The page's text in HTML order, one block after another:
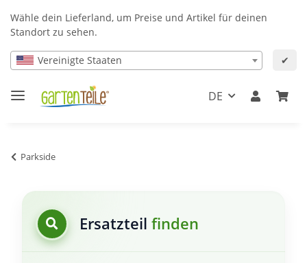
Wähle dein Lieferland, um Preise und Artikel für deinen
Standort zu sehen.
Vereinigte Staaten ✔
DE
Parkside
Ersatzteil finden